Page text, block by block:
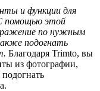
и функции для
помощью этой
по нужным
подогнать
Благодаря Trimto, вы
из фотографии,